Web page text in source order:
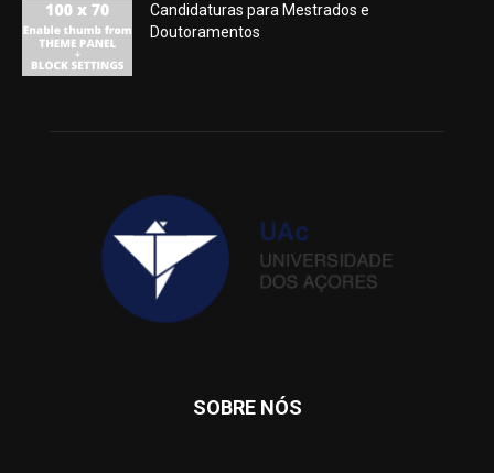
Candidaturas para Mestrados e
Doutoramentos
SOBRE NÓS